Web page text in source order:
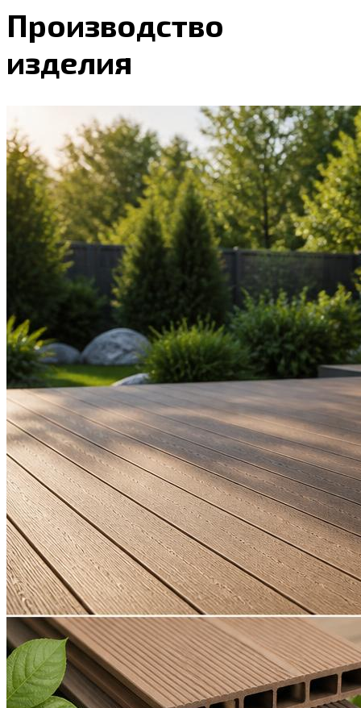
Производство
изделия